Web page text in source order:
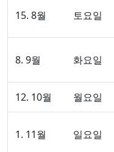
15. 8월 토요일
8. 9월 화요일
12. 10월 월요일
1. 11월 일요일